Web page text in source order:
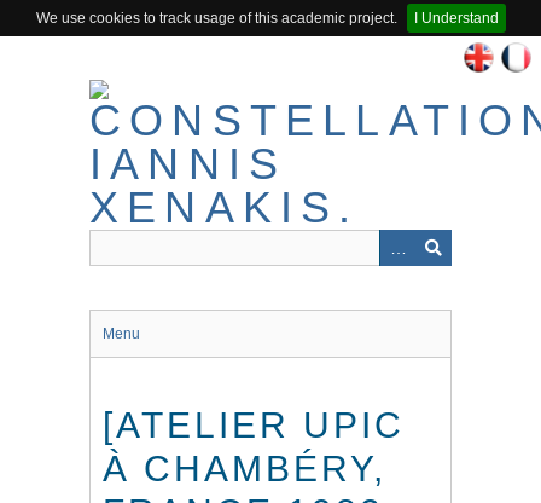
We use cookies to track usage of this academic project.
I Understand
Menu
[ATELIER UPIC
À CHAMBÉRY,